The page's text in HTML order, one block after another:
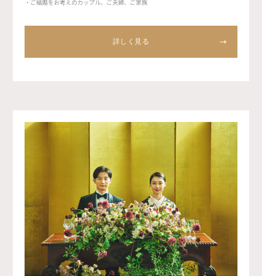
・ご結婚をお考えのカップル、ご夫婦、ご家族
詳しく見る